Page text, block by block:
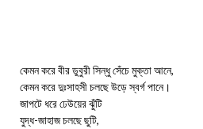
কেমন করে বীর ডুবুরী সিন্ধু সেঁচে মুক্তা আনে,
কেমন করে দুঃসাহসী চলছে উড়ে স্বর্গ পানে।
জাপটে ধরে ঢেউয়ের ঝুঁটি
যুদ্ধ-জাহাজ চলছে ছুটি,